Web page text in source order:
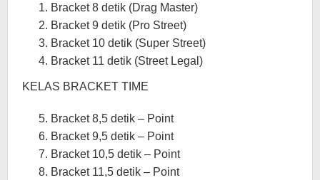
Bracket 8 detik (Drag Master)
Bracket 9 detik (Pro Street)
Bracket 10 detik (Super Street)
Bracket 11 detik (Street Legal)
KELAS BRACKET TIME
Bracket 8,5 detik – Point
Bracket 9,5 detik – Point
Bracket 10,5 detik – Point
Bracket 11,5 detik – Point